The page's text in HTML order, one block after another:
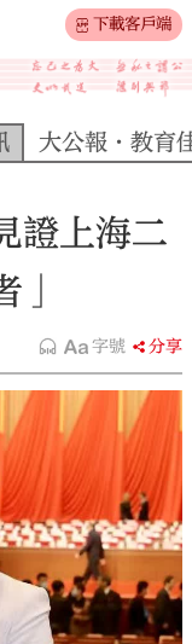
下載客戶端
大公報·教育
證上海二
字號 分享